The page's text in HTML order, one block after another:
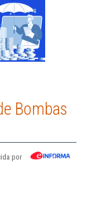
Bombas
por